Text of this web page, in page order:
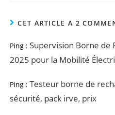
CET ARTICLE A 2
Ping : Supervision Borne de
2025 pour la Mobilité
Ping : Testeur borne de
sécurité, pack irve, prix